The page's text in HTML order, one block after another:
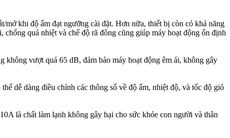
khi độ ẩm đạt ngưỡng cài đặt. Hơn nữa, thiết bị còn có khả năng
quá nhiệt và chế độ rã đông cũng giúp máy hoạt động ổn định
vượt quá 65 dB, đảm bảo máy hoạt động êm ái, không gây
dễ dàng điều chỉnh các thông số về độ ẩm, nhiệt độ, và tốc độ gió
là chất làm lạnh không gây hại cho sức khỏe con người và thân